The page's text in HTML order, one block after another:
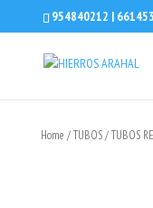
954840212 |
Home /TUBOS/ TUBOS